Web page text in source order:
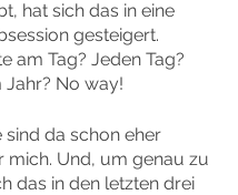
hat sich das in eine
gesteigert.
am Tag? Jeden Tag?
Jahr? No way!
sind da schon eher
mich. Und, um genau zu
das in den letzten drei